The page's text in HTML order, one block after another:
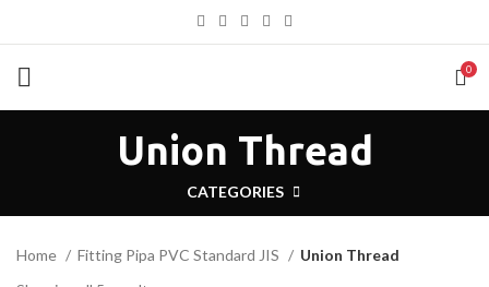
0
Union Thread
CATEGORIES
Home Fitting Pipa PVC Standard JIS
Union Thread